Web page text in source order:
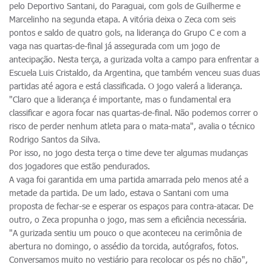
pelo Deportivo Santani, do Paraguai, com gols de Guilherme e
Marcelinho na segunda etapa. A vitória deixa o Zeca com seis
pontos e saldo de quatro gols, na liderança do Grupo C e com a
vaga nas quartas-de-final já assegurada com um jogo de
antecipação. Nesta terça, a gurizada volta a campo para enfrentar a
Escuela Luis Cristaldo, da Argentina, que também venceu suas duas
partidas até agora e está classificada. O jogo valerá a liderança.
"Claro que a liderança é importante, mas o fundamental era
classificar e agora focar nas quartas-de-final. Não podemos correr o
risco de perder nenhum atleta para o mata-mata", avalia o técnico
Rodrigo Santos da Silva.
Por isso, no jogo desta terça o time deve ter algumas mudanças
dos jogadores que estão pendurados.
A vaga foi garantida em uma partida amarrada pelo menos até a
metade da partida. De um lado, estava o Santani com uma
proposta de fechar-se e esperar os espaços para contra-atacar. De
outro, o Zeca propunha o jogo, mas sem a eficiência necessária.
"A gurizada sentiu um pouco o que aconteceu na cerimônia de
abertura no domingo, o assédio da torcida, autógrafos, fotos.
Conversamos muito no vestiário para recolocar os pés no chão",